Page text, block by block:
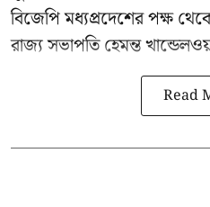
বিজেপি মধ্যপ্রদেশের পক্ষ
রাজ্য সভাপতি হেমন্ত
Read